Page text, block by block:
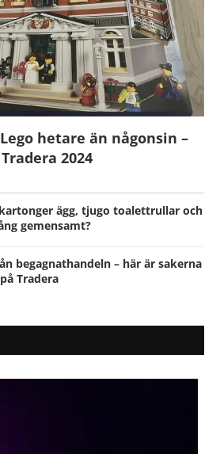
hetare än någonsin –
2024
ägg, tjugo toalettrullar och
gemensamt?
begagnathandeln – här är sakerna
Tradera